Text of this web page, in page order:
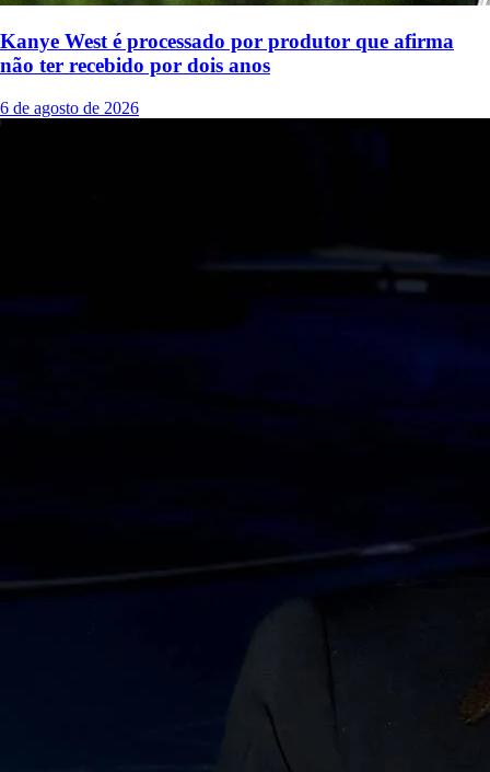
Kanye West é processado por produtor que afirma
não ter recebido por dois anos
6 de agosto de 2026